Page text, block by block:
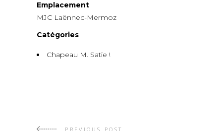
Emplacement
MJC Laënnec-Mermoz
Catégories
Chapeau M. Satie !
PREVIOUS POST